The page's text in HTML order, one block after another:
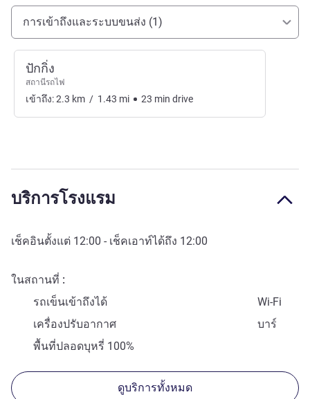
การเข้าถึงและการเดินทาง
การเข้าถึงและระบบขนส่ง (1)
ปักกิ่ง
สถานีรถไฟ
เข้าถึง:2.3 km / 1.43 mi 23 min drive
บริการโรงแรม
เช็คอินตั้งแต่ 12:00 - เช็คเอาท์ได้ถึง 12:00
ในสถานที่
รถเข็นเข้าถึงได้
Wi-Fi
เครื่องปรับอากาศ
บาร์
พื้นที่ปลอดบุหรี่ 100%
ดูบริการทั้งหมด